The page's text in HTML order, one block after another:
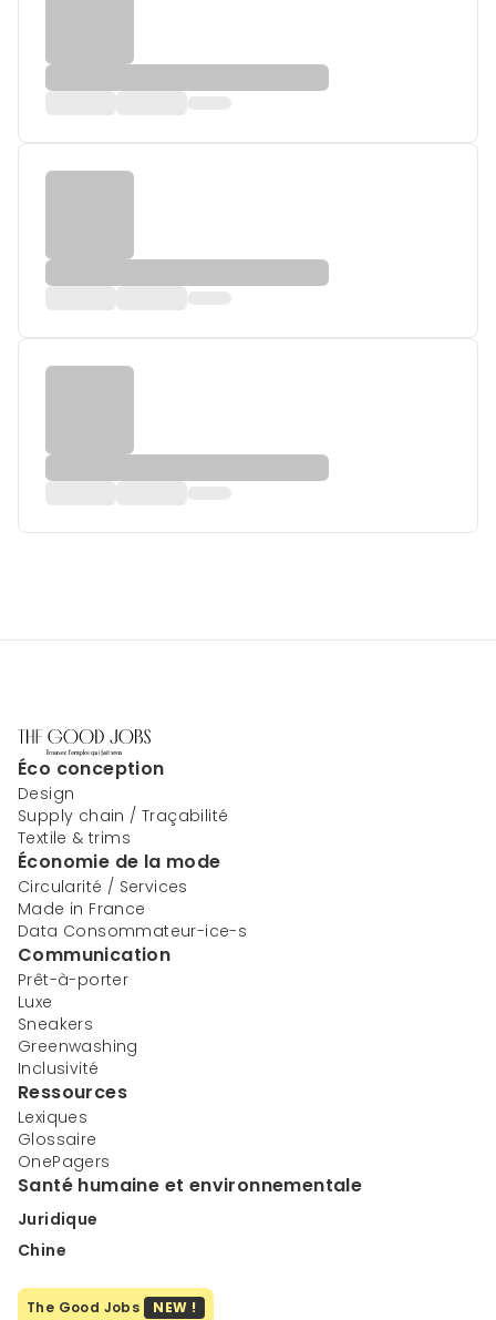
Éco conception
Design
Supply chain / Traçabilité
Textile & trims
Économie de la mode
Circularité / Services
Made in France
Data Consommateur-ice-s
Communication
Prêt-à-porter
Luxe
Sneakers
Greenwashing
Inclusivité
Ressources
Lexiques
Glossaire
OnePagers
Santé humaine et environnementale
Juridique
Chine
The Good Jobs NEW !